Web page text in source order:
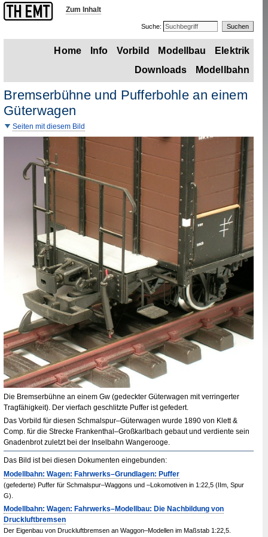
Zum Inhalt
Suche:
Home Info Vorbild Modellbau
Elektrik
Downloads
Modellbahn
Bremserbühne und Pufferbohle an einem
Güterwagen
Seiten mit diesem Bild
Die Bremserbühne an einem Gw (gedeckter Güterwagen mit verringerter
Tragfähigkeit). Der vierfach geschlitzte Puffer ist gefedert.
Das Vorbild für diesen Schmalspur–Güterwagen wurde 1890 von Klett&
Comp. für die Strecke Frankenthal–Großkarlbach gebaut und verdiente sein
Gnadenbrot zuletzt bei der Inselbahn Wangerooge.
Das Bild ist bei diesen Dokumenten eingebunden:
Modellbahn: Wagen: Fahrwerks–Grundlagen: Puffer
(gefederte) Puffer für Schmalspur–Waggons und –Lokomotiven in 1:22,5 (IIm, Spur
G).
Modellbahn: Wagen: Fahrwerks–Modellbau: Die Nachbildung von
Druckluftbremsen
Der Eigenbau von Druckluftbremsen an Waggon–Modellen im Maßstab 1:22,5.